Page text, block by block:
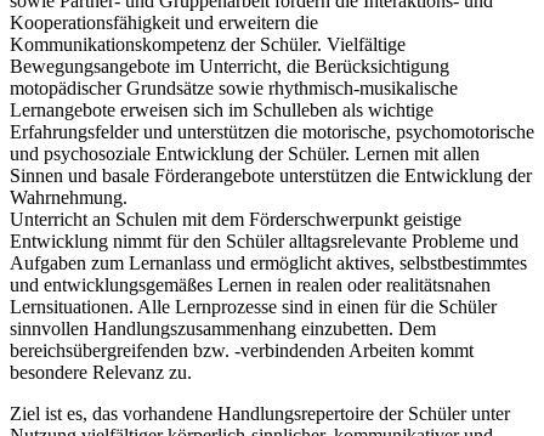
Kooperationsfähigkeit und erweitern die
Kommunikationskompetenz der Schüler. Vielfältige
Bewegungsangebote im Unterricht, die Berücksichtigung
motopädischer Grundsätze sowie rhythmisch-musikalische
Lernangebote erweisen sich im Schulleben als wichtige
Erfahrungsfelder und unterstützen die motorische, psychomotorische
und psychosoziale Entwicklung der Schüler. Lernen mit allen
Sinnen und basale Förderangebote unterstützen die Entwicklung der
Wahrnehmung.
Unterricht an Schulen mit dem Förderschwerpunkt geistige
Entwicklung nimmt für den Schüler alltagsrelevante Probleme und
Aufgaben zum Lernanlass und ermöglicht aktives, selbstbestimmtes
und entwicklungsgemäßes Lernen in realen oder realitätsnahen
Lernsituationen. Alle Lernprozesse sind in einen für die Schüler
sinnvollen Handlungszusammenhang einzubetten. Dem
bereichsübergreifenden bzw. -verbindenden Arbeiten kommt
besondere Relevanz zu.
Ziel ist es, das vorhandene Handlungsrepertoire der Schüler unter